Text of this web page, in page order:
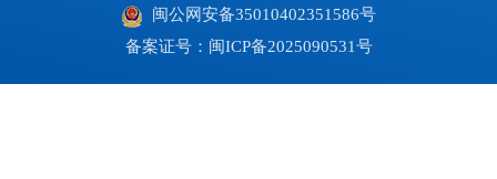
闽公网安备35010402351586号
备案证号：闽ICP备2025090531号